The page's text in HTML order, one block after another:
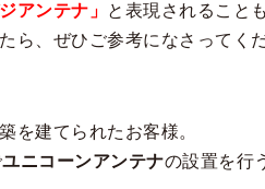
アンテナ」 と表現されること
ら、ぜひご参考になさってく
を建てられたお客様。
ユニコーンアンテナの設置を行